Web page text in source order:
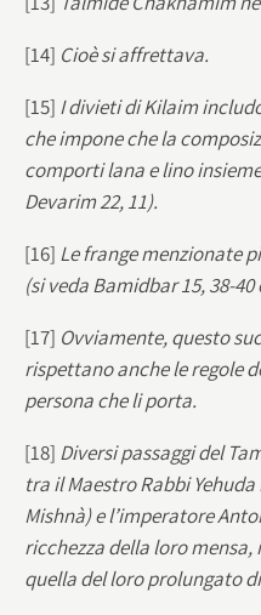
[14] Cioè si affrettava.
[15] I divieti di Kilaim
che impone che la
comporti lana e lino
Devarim 22, 11).
[16] Le frange menzionate
(si veda Bamidbar 15, 38-40
[17] Ovviamente, questo
rispettano anche le regole
persona che li porta.
[18] Diversi passaggi del
tra il Maestro Rabbi
Mishnà) e l’imperatore
ricchezza della loro
quella del loro prolungato